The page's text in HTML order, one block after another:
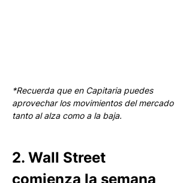
*Recuerda que en Capitaria puedes
aprovechar los movimientos del mercado
tanto al alza como a la baja.
2. Wall Street
comienza la semana